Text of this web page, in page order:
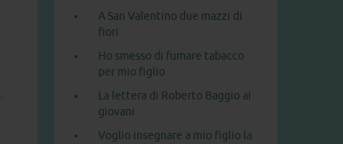
A San Valentino due mazzi di
fiori
Ho smesso di fumare tabacco
per mio figlio
La lettera di Roberto Baggio ai
giovani
Voglio insegnare a mio figlio la